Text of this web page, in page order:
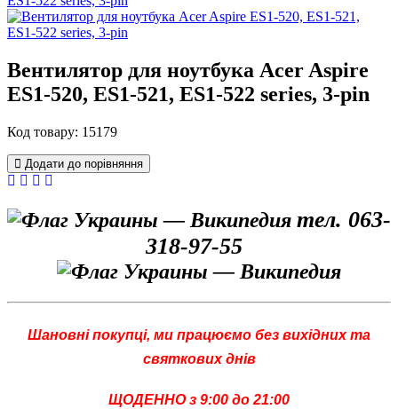
Вентилятор для ноутбука Acer Aspire
ES1-520, ES1-521, ES1-522 series, 3-pin
Код товару: 15179
Додати до порівняння
тел. 063-
318-97-55
Шановні покупці, ми працюємо без вихідних та
святкових днів
ЩОДЕННО з 9:00 до 21:00